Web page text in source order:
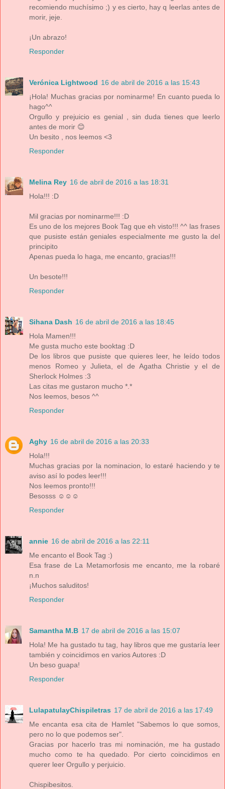
recomiendo muchísimo ;) y es cierto, hay q leerlas antes de
morir, jeje.
¡Un abrazo!
Responder
Verónica Lightwood 16 de abril de 2016 a las 15:43
¡Hola! Muchas gracias por nominarme! En cuanto pueda lo
hago^^
Orgullo y prejuicio es genial , sin duda tienes que leerlo
antes de morir 😊
Un besito , nos leemos <3
Responder
Melina Rey 16 de abril de 2016 a las 18:31
Hola!!! :D
Mil gracias por nominarme!!! :D
Es uno de los mejores Book Tag que eh visto!!! ^^ las frases
que pusiste están geniales especialmente me gusto la del
principito
Apenas pueda lo haga, me encanto, gracias!!!
Un besote!!!
Responder
Sihana Dash 16 de abril de 2016 a las 18:45
Hola Mamen!!!
Me gusta mucho este booktag :D
De los libros que pusiste que quieres leer, he leído todos
menos Romeo y Julieta, el de Agatha Christie y el de
Sherlock Holmes :3
Las citas me gustaron mucho *.*
Nos leemos, besos ^^
Responder
Aghy 16 de abril de 2016 a las 20:33
Hola!!!
Muchas gracias por la nominacion, lo estaré haciendo y te
aviso así lo podes leer!!!
Nos leemos pronto!!!
Besosss ☺☺☺
Responder
annie 16 de abril de 2016 a las 22:11
Me encanto el Book Tag :)
Esa frase de La Metamorfosis me encanto, me la robaré
n.n
¡Muchos saluditos!
Responder
Samantha M.B 17 de abril de 2016 a las 15:07
Hola! Me ha gustado tu tag, hay libros que me gustaría leer
también y coincidimos en varios Autores :D
Un beso guapa!
Responder
LulapatulayChispiletras 17 de abril de 2016 a las 17:49
Me encanta esa cita de Hamlet "Sabemos lo que somos,
pero no lo que podemos ser".
Gracias por hacerlo tras mi nominación, me ha gustado
mucho como te ha quedado. Por cierto coincidimos en
querer leer Orgullo y perjuicio.
Chispibesitos.